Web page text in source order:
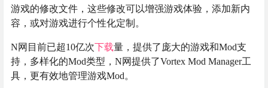
游戏的修改文件，这些修改可以增强游戏体验，添加新内
容，或对游戏进行个性化定制。
N网目前已超10亿次下载量，提供了庞大的游戏和Mod支
持，多样化的Mod类型，N网提供了Vortex Mod Manager工
具，更有效地管理游戏Mod。